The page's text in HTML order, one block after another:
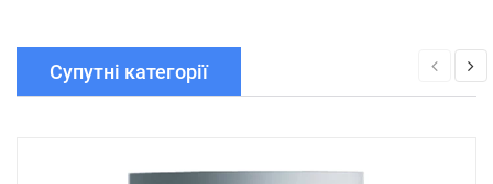
Супутні категорії